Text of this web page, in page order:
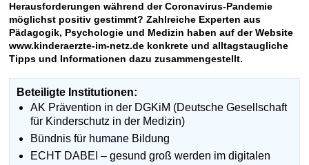
Herausforderungen während der Coronavirus-Pandemie
möglichst positiv gestimmt? Zahlreiche Experten aus
Pädagogik, Psychologie und Medizin haben auf der Website
www.kinderaerzte-im-netz.de konkrete und alltagstaugliche
Tipps und Informationen dazu zusammengestellt.
Beteiligte Institutionen:
AK Prävention in der DGKiM (Deutsche Gesellschaft
für Kinderschutz in der Medizin)
Bündnis für humane Bildung
ECHT DABEI – gesund groß werden im digitalen